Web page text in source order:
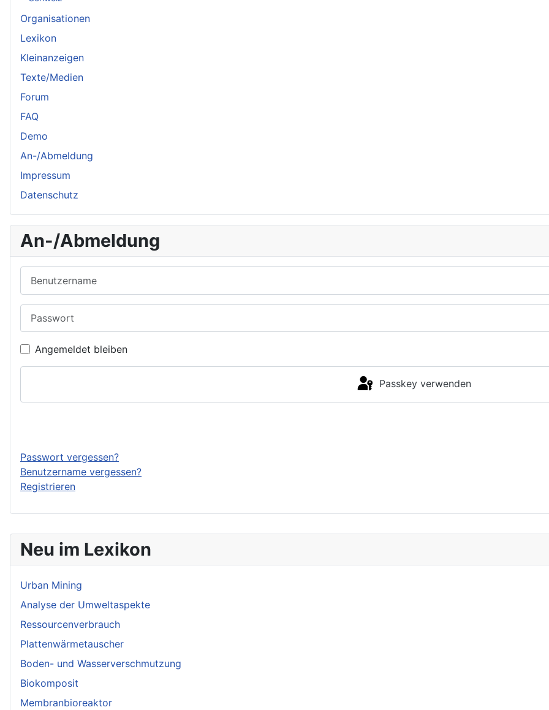
Neu im Lexikon
Urban Mining
Analyse der Umweltaspekte
Ressourcenverbrauch
Plattenwärmetauscher
Boden- und Wasserverschmutzung
Biokomposit
Membranbioreaktor
Organisationen
Lexikon
Kleinanzeigen
Texte/Medien
Forum
FAQ
Demo
An-/Abmeldung
Impressum
Datenschutz
An-/Abmeldung
Angemeldet bleiben
Passkey verwenden
Passwort vergessen?
Benutzername vergessen?
Registrieren